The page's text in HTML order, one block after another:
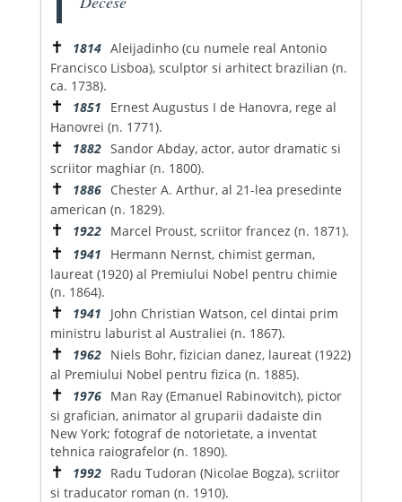
✝ 1814 Aleijadinho (cu numele real Antonio
Francisco Lisboa), sculptor si arhitect brazilian (n.
ca. 1738).
✝ 1851
Ernest Augustus I de Hanovra, rege al
Hanovrei (n. 1771).
✝ 1882 Sandor Abday, actor, autor dramatic si
scriitor maghiar (n. 1800).
✝ 1886 Chester A. Arthur, al 21-lea presedinte
american (n. 1829).
✝ 1922 Marcel Proust, scriitor francez (n. 1871).
✝ 1941
Hermann Nernst, chimist german,
laureat (1920) al Premiului Nobel pentru chimie
(n. 1864).
✝ 1941
John Christian Watson, cel dintai prim
ministru laburist al Australiei (n. 1867).
✝ 1962 Niels Bohr, fizician danez, laureat (1922)
al Premiului Nobel pentru fizica (n. 1885).
✝ 1976 Man Ray (Emanuel Rabinovitch), pictor
si grafician, animator al gruparii dadaiste din
New York; fotograf de notorietate, a inventat
tehnica raiografelor (n. 1890).
✝ 1992 Radu Tudoran (Nicolae Bogza), scriitor
si traducator roman (n. 1910).